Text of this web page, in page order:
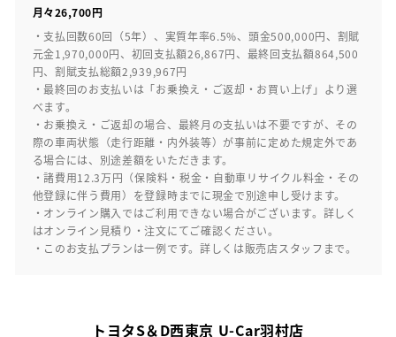
月々26,700円
・支払回数60回（5年）、実質年率6.5%、頭金500,000円、割賦
元金1,970,000円、初回支払額26,867円、最終回支払額864,500
円、割賦支払総額2,939,967円
・最終回のお支払いは「お乗換え・ご返却・お買い上げ」より選
べます。
・お乗換え・ご返却の場合、最終月の支払いは不要ですが、その
際の車両状態（走行距離・内外装等）が事前に定めた規定外であ
る場合には、別途差額をいただきます。
・諸費用12.3万円（保険料・税金・自動車リサイクル料金・その
他登録に伴う費用）を登録時までに現金で別途申し受けます。
・オンライン購入ではご利用できない場合がございます。詳しく
はオンライン見積り・注文にてご確認ください。
・このお支払プランは一例です。詳しくは販売店スタッフまで。
トヨタS＆D西東京 U-Car羽村店